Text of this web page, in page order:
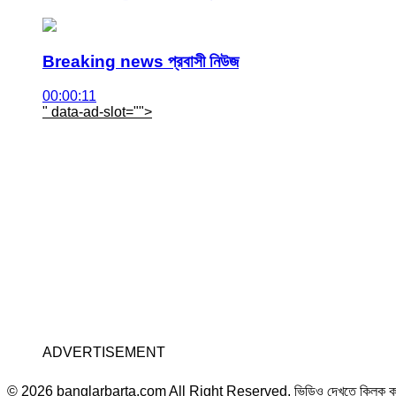
Breaking news প্রবাসী নিউজ
00:00:11
" data-ad-slot="">
ADVERTISEMENT
© 2026 banglarbarta.com All Right Reserved. ভিডিও দেখতে ক্লিক